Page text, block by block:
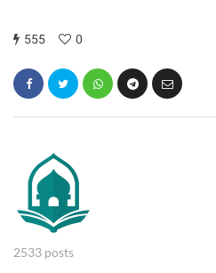
555 0
2533 posts